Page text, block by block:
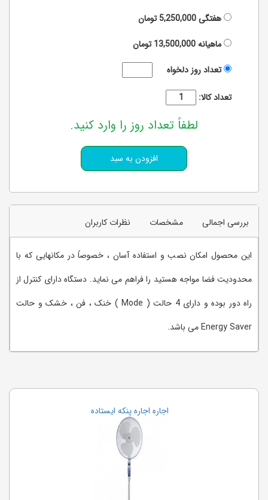
هفتگی5,250,000تومان
ماهیانه13,500,000تومان
تعداد روز دلخواه
تعداد کالا:
لطفاً تعداد روز را وارد کنید.
بررسی اجمالی مشخصات نظرات کاربران
این محصول امکان نصب و استفاده آسان ، خصوصاً در مکانهایی که با
محدودیت فضا مواجه هستید را فراهم می نماید. دستگاه دارای کنترل از
راه دور بوده و دارای 4 حالت ( Mode ) خنک ، فن ، خشک و حالت
Energy Saver می باشد.
اجاره اجاره پنکه ایستاده